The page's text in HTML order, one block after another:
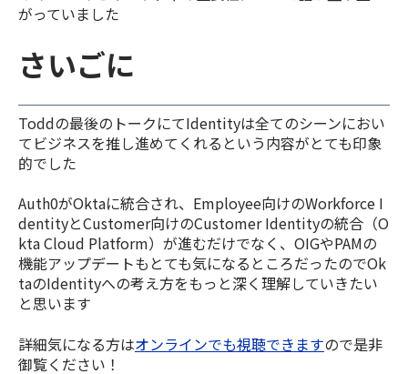
がっていました
さいごに
Toddの最後のトークにてIdentityは全てのシーンにおい
てビジネスを推し進めてくれるという内容がとても印象
的でした
Auth0がOktaに統合され、Employee向けのWorkforce I
dentityとCustomer向けのCustomer Identityの統合（O
kta Cloud Platform）が進むだけでなく、OIGやPAMの
機能アップデートもとても気になるところだったのでOk
taのIdentityへの考え方をもっと深く理解していきたい
と思います
詳細気になる方はオンラインでも視聴できますので是非
御覧ください！